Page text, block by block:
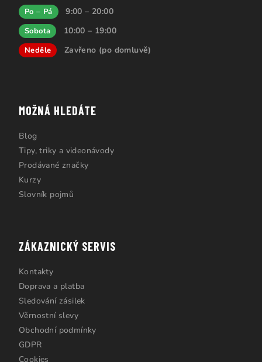
Po – Pá 9:00 – 20:00
Sobota 10:00 – 19:00
Neděle Zavřeno (po domluvě)
MOŽNÁ HLEDÁTE
Blog
Tipy, triky a videonávody
Prodávané značky
Kurzy
Slovník pojmů
ZÁKAZNICKÝ SERVIS
Kontakty
Doprava a platba
Sledování zásilek
Věrnostní slevy
Obchodní podmínky
GDPR
Cookies